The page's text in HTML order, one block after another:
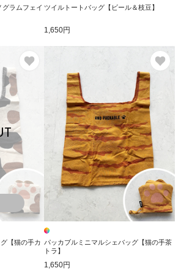
グラムフェイ ツイルトートバッグ【ビール＆枝豆】
1,650円
【猫の手カ パッカブルミニマルシェバッグ【猫の手茶
トラ】
1,650円